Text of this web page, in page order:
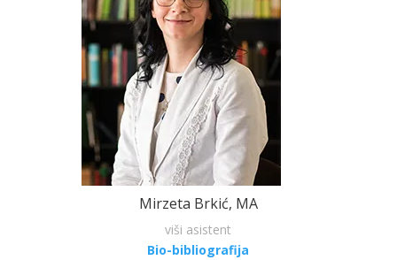
Mirzeta Brkić, MA
viši asistent
Bio-bibliografija